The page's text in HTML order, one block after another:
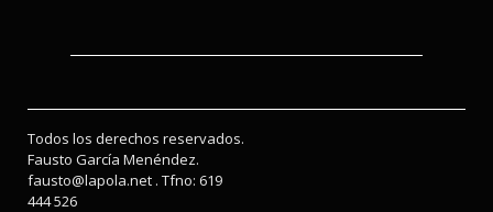
Todos los derechos reservados.
Fausto García Menéndez.
fausto@lapola.net . Tfno: 619
444 526